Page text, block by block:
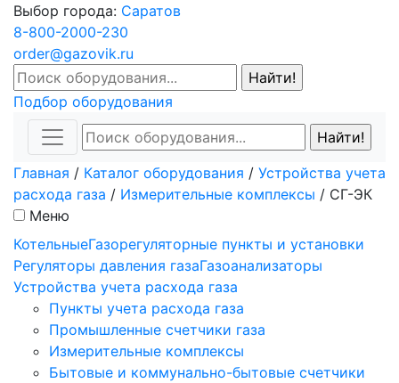
Выбор города: Саратов
8-800-2000-230
order@gazovik.ru
Подбор оборудования
Главная / Каталог оборудования / Устройства учета
расхода газа / Измерительные комплексы / СГ-ЭК
Меню
КотельныеГазорегуляторные пункты и установки
Регуляторы давления газаГазоанализаторы
Устройства учета расхода газа
Пункты учета расхода газа
Промышленные счетчики газа
Измерительные комплексы
Бытовые и коммунально-бытовые счетчики